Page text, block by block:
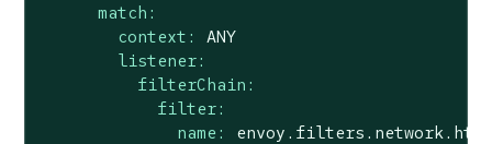
match:
context:
ANY
listener:
filterChain:
filter:
name: